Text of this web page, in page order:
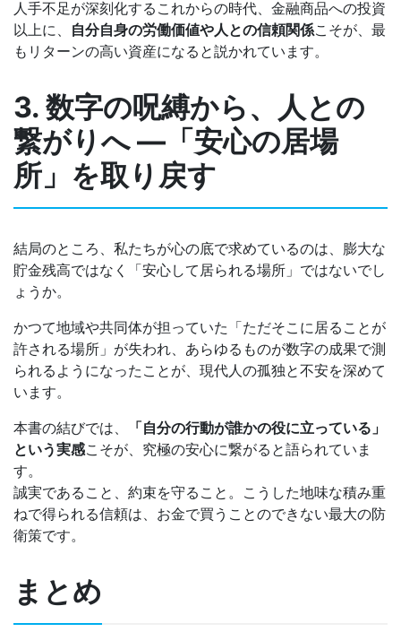
人手不足が深刻化するこれからの時代、金融商品への投資
以上に、 自分自身の労働価値や人との信頼関係こそが、最
もリターンの高い資産になると説かれています。
3. 数字の呪縛から、人との
繋がりへ ―「安心の居場
所」を取り戻す
結局のところ、私たちが心の底で求めているのは、膨大な
貯金残高ではなく「安心して居られる場所」ではないでし
ょうか。
かつて地域や共同体が担っていた「ただそこに居ることが
許される場所」が失われ、あらゆるものが数字の成果で測
られるようになったことが、現代人の孤独と不安を深めて
います。
本書の結びでは、
「自分の行動が誰かの役に立っている」
という実感こそが、究極の安心に繋がると語られていま
す。
誠実であること、約束を守ること。こうした地味な積み重
ねで得られる信頼は、お金で買うことのできない最大の防
衛策です。
まとめ